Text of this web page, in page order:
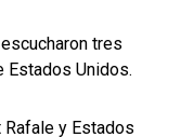
tres
Estados Unidos.
y Estados